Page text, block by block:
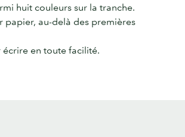
huit couleurs sur la tranche.
papier, au-delà des premières
écrire en toute facilité.